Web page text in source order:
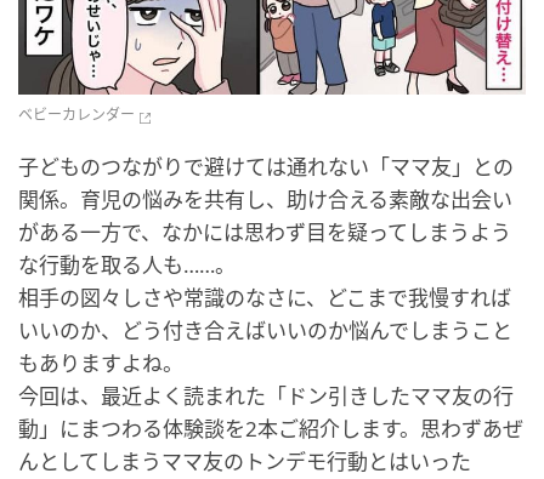
ベビーカレンダー
子どものつながりで避けては通れない「ママ友」との
関係。育児の悩みを共有し、助け合える素敵な出会い
がある一方で、なかには思わず目を疑ってしまうよう
な行動を取る人も……。
相手の図々しさや常識のなさに、どこまで我慢すれば
いいのか、どう付き合えばいいのか悩んでしまうこと
もありますよね。
今回は、最近よく読まれた「ドン引きしたママ友の行
動」にまつわる体験談を2本ご紹介します。思わずあぜ
んとしてしまうママ友のトンデモ行動とはいった